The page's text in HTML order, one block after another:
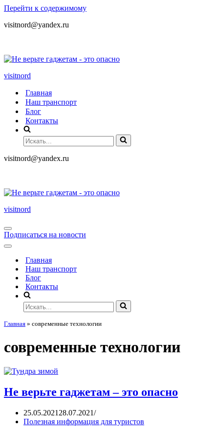
Перейти к содержимому
visitnord@yandex.ru
visitnord
Главная
Наш транспорт
Блог
Контакты
visitnord@yandex.ru
visitnord
Подписаться на новости
Главная
Наш транспорт
Блог
Контакты
Главная » современные технологии
современные технологии
Не верьте гаджетам – это опасно
25.05.2021 28.07.2021
Полезная информация для туристов